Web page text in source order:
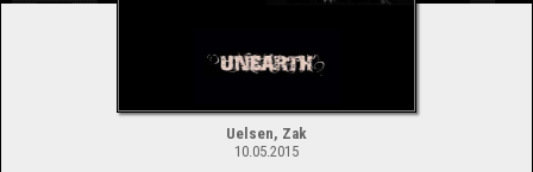
Uelsen, Zak
10.05.2015